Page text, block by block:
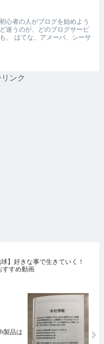
心者の人がブログを始めよう
迷うのが、どのブログサービ
、 はてな、アメーバ、シーサ
ンク
球】好きな事で生きていく！
すすめ動画
製品は